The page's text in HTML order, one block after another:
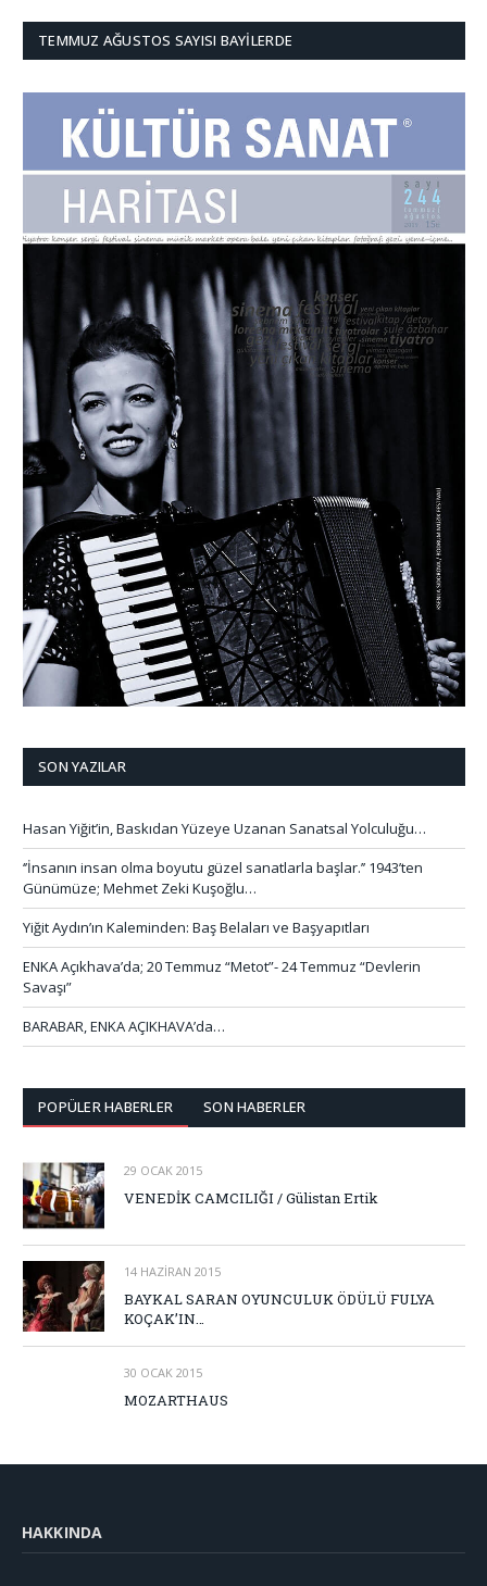
TEMMUZ AĞUSTOS SAYISI BAYILERDE
SON YAZILAR
Hasan Yiğit’in, Baskıdan Yüzeye Uzanan Sanatsal Yolculuğu…
‘’İnsanın insan olma boyutu güzel sanatlarla başlar.’’ 1943’ten
Günümüze; Mehmet Zeki Kuşoğlu…
Yiğit Aydın’ın Kaleminden: Baş Belaları ve Başyapıtları
ENKA Açıkhava’da; 20 Temmuz “Metot”- 24 Temmuz “Devlerin
Savaşı”
BARABAR, ENKA AÇIKHAVA’da…
POPÜLER HABERLER SON HABERLER
29 OCAK 2015
VENEDİK CAMCILIĞI / Gülistan Ertik
14 HAZIRAN 2015
BAYKAL SARAN OYUNCULUK ÖDÜLÜ FULYA
KOÇAK’IN…
30 OCAK 2015
MOZARTHAUS
HAKKINDA